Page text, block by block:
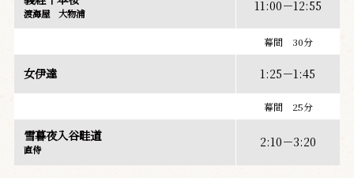
渡海屋 大物浦 11:00－12:55
幕間 30分
女伊達 1:25－1:45
幕間 25分
雪暮夜入谷畦道
直侍 2:10－3:20